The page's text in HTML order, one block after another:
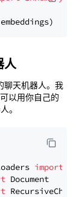
人
聊天机器人。我
以用你自己的
。
import